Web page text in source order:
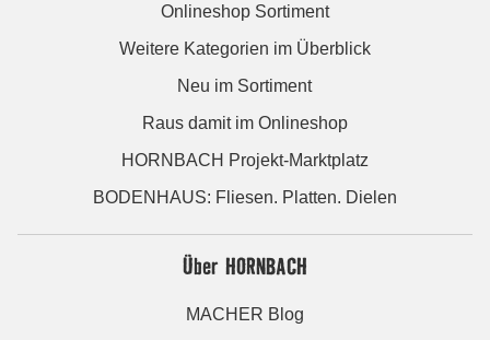
Onlineshop Sortiment
Weitere Kategorien im Überblick
Neu im Sortiment
Raus damit im Onlineshop
HORNBACH Projekt-Marktplatz
BODENHAUS: Fliesen. Platten. Dielen
Über HORNBACH
MACHER Blog